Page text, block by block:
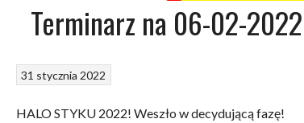
Terminarz na 06-02-
31 stycznia 2022
HALO STYKU 2022! Weszło w decydującą fazę!